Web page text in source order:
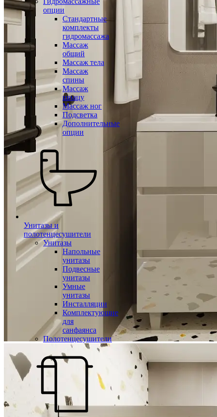
опции
Стандартные
комплекты
гидромассажа
Массаж
общий
Массаж тела
Массаж
спины
Массаж
шиацу
Массаж ног
Подсветка
Дополнительные
опции
Унитазы и
полотенцесушители
Унитазы
Напольные
унитазы
Подвесные
унитазы
Умные
унитазы
Инсталляции
Комплектующие
для
санфаянса
Полотенцесушители